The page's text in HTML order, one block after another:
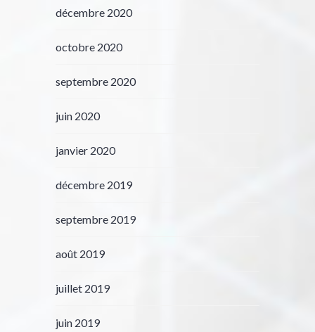
décembre 2020
octobre 2020
septembre 2020
juin 2020
janvier 2020
décembre 2019
septembre 2019
août 2019
juillet 2019
juin 2019